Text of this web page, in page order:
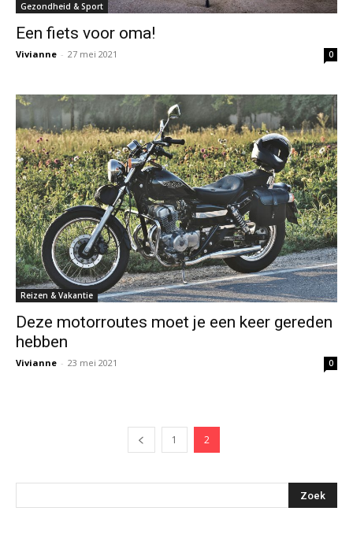
Gezondheid & Sport
Een fiets voor oma!
Vivianne - 27 mei 2021 0
Reizen & Vakantie
Deze motorroutes moet je een keer gereden
hebben
Vivianne - 23 mei 2021 0
1 2